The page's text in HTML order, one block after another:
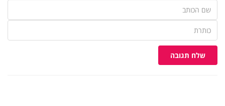
שלח תגובה